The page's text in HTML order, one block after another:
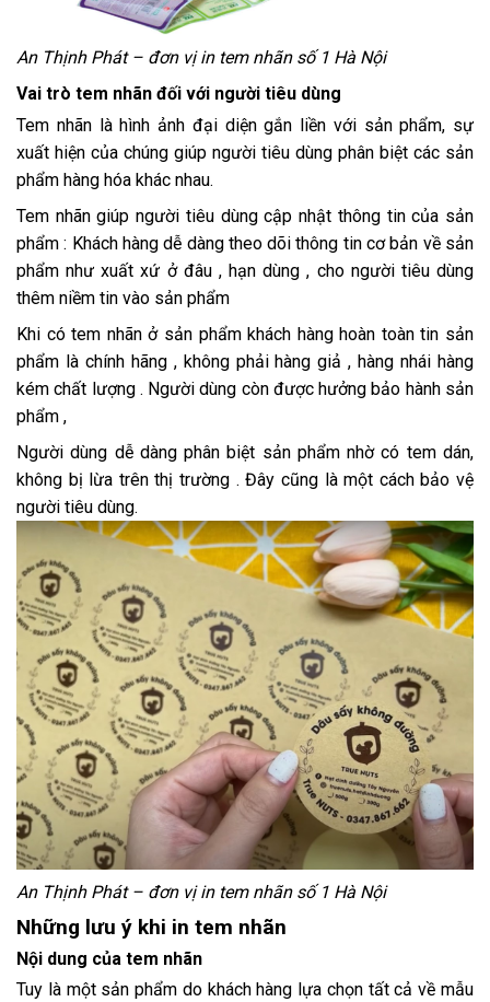
An Thịnh Phát – đơn vị in tem nhãn số 1 Hà Nội
Vai trò tem nhãn đối với người tiêu dùng
Tem nhãn là hình ảnh đại diện gắn liền với sản phẩm, sự
xuất hiện của chúng giúp người tiêu dùng phân biệt các sản
phẩm hàng hóa khác nhau.
Tem nhãn giúp người tiêu dùng cập nhật thông tin của sản
phẩm : Khách hàng dễ dàng theo dõi thông tin cơ bản về sản
phẩm như xuất xứ ở đâu , hạn dùng , cho người tiêu dùng
thêm niềm tin vào sản phẩm
Khi có tem nhãn ở sản phẩm khách hàng hoàn toàn tin sản
phẩm là chính hãng , không phải hàng giả , hàng nhái hàng
kém chất lượng . Người dùng còn được hưởng bảo hành sản
phẩm ,
Người dùng dễ dàng phân biệt sản phẩm nhờ có tem dán,
không bị lừa trên thị trường . Đây cũng là một cách bảo vệ
người tiêu dùng.
An Thịnh Phát – đơn vị in tem nhãn số 1 Hà Nội
Những lưu ý khi in tem nhãn
Nội dung của tem nhãn
Tuy là một sản phẩm do khách hàng lựa chọn tất cả về mẫu